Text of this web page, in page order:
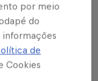
o
por meio
do
informações
de
Cookies